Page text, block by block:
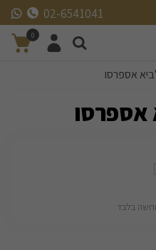
02-6541041
0
אספרסו
אספרסו
בלבד